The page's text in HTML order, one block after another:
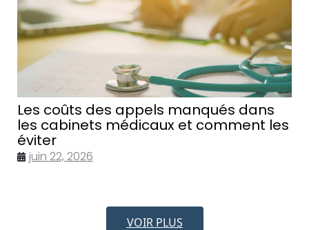
Les coûts des appels manqués dans
les cabinets médicaux et comment les
éviter
juin 22, 2026
VOIR PLUS